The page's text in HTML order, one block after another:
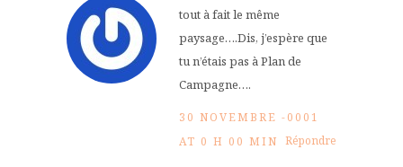
tout à fait le même
paysage….Dis, j’espère que
tu n’étais pas à Plan de
Campagne….
30 NOVEMBRE -0001
AT 0 H 00 MIN Répondre